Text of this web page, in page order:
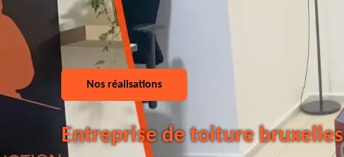
Nos réalisations
Entreprise de toiture bruxelles